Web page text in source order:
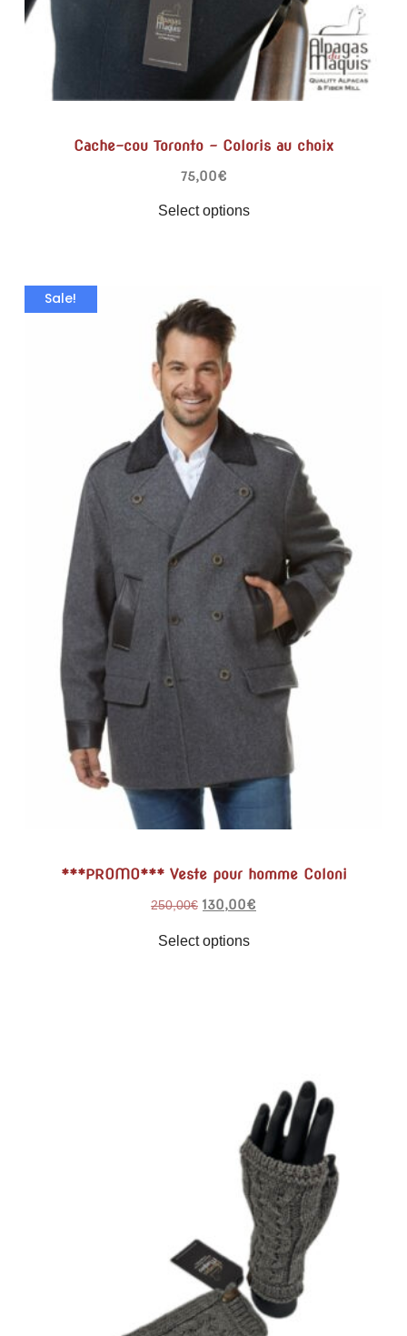
Cache-cou Toronto – Coloris au choix
75,00€
Select options
Sale!
***PROMO*** Veste pour homme Coloni
250,00€ 130,00€
Select options